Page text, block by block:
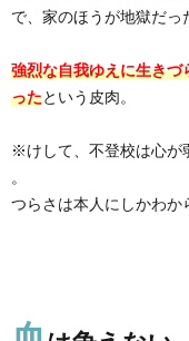
で、家のほうが地獄だっ
強烈な自我ゆえに生き
ったという皮肉。
※けして、不登校は心が
。
つらさは本人にしかわか